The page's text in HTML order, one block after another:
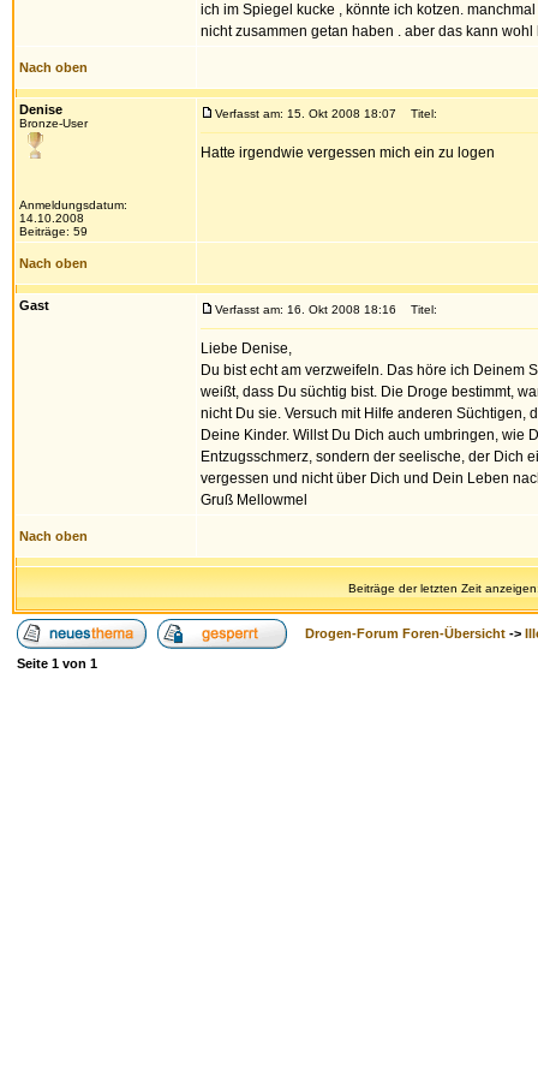
ich im Spiegel kucke , könnte ich kotzen.
nicht zusammen getan haben . aber das kann wohl
Nach oben
Denise
Bronze-User
Anmeldungsdatum:
14.10.2008
Beiträge: 59
Verfasst am: 15. Okt 2008 18:07 Titel:
Hatte irgendwie vergessen mich ein zu logen
Nach oben
Gast Verfasst am: 16. Okt 2008 18:16 Titel:
Liebe Denise,
Du bist echt am verzweifeln. Das höre ich Deinem
weißt, dass Du süchtig bist. Die Droge bestimmt,
nicht Du sie. Versuch mit Hilfe anderen Süchtigen,
Deine Kinder. Willst Du Dich auch umbringen, wie
Entzugsschmerz, sondern der seelische, der Dich
vergessen und nicht über Dich und Dein Leben
Gruß Mellowmel
Nach oben
Beiträge der letzten Zeit
Drogen-Forum Foren-Übersicht ->
Seite 1 von 1